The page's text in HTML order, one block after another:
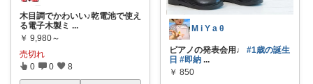
木目調でかわいい♪乾電池で使え
る電子木製ミ ...
￥ 9,980～
売切れ
0 0 8
M i Y a θ
ピアノの発表会用♩ #1歳の誕生
日 #即納 ...
￥ 850